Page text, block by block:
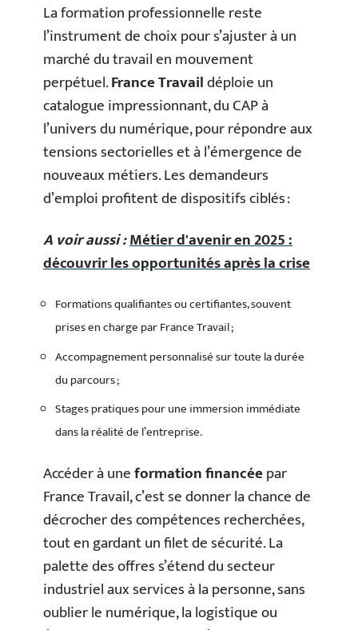
La formation professionnelle reste
l’instrument de choix pour s’ajuster à un
marché du travail en mouvement
perpétuel.France Travaildéploie un
catalogue impressionnant, du CAP à
l’univers du numérique, pour répondre aux
tensions sectorielles et à l’émergence de
nouveaux métiers. Les demandeurs
d’emploi profitent de dispositifs ciblés :
A voir aussi :Métier d'avenir en 2025 :
découvrir les opportunités après la crise
Formations qualifiantes ou certifiantes, souvent
prises en charge par France Travail ;
Accompagnement personnalisé sur toute la durée
du parcours ;
Stages pratiques pour une immersion immédiate
dans la réalité de l’entreprise.
Accéder à uneformation financéepar
France Travail, c’est se donner la chance de
décrocher des compétences recherchées,
tout en gardant un filet de sécurité. La
palette des offres s’étend du secteur
industriel aux services à la personne, sans
oublier le numérique, la logistique ou